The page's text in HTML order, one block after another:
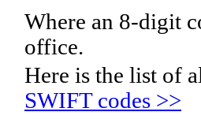
Where an 8-digit
office.
Here is the list of
SWIFT codes >>